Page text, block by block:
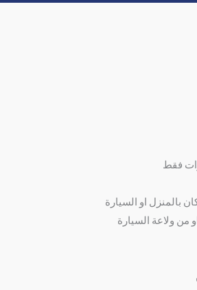
بالمنزل او السيارة
من ولاعة السيارة